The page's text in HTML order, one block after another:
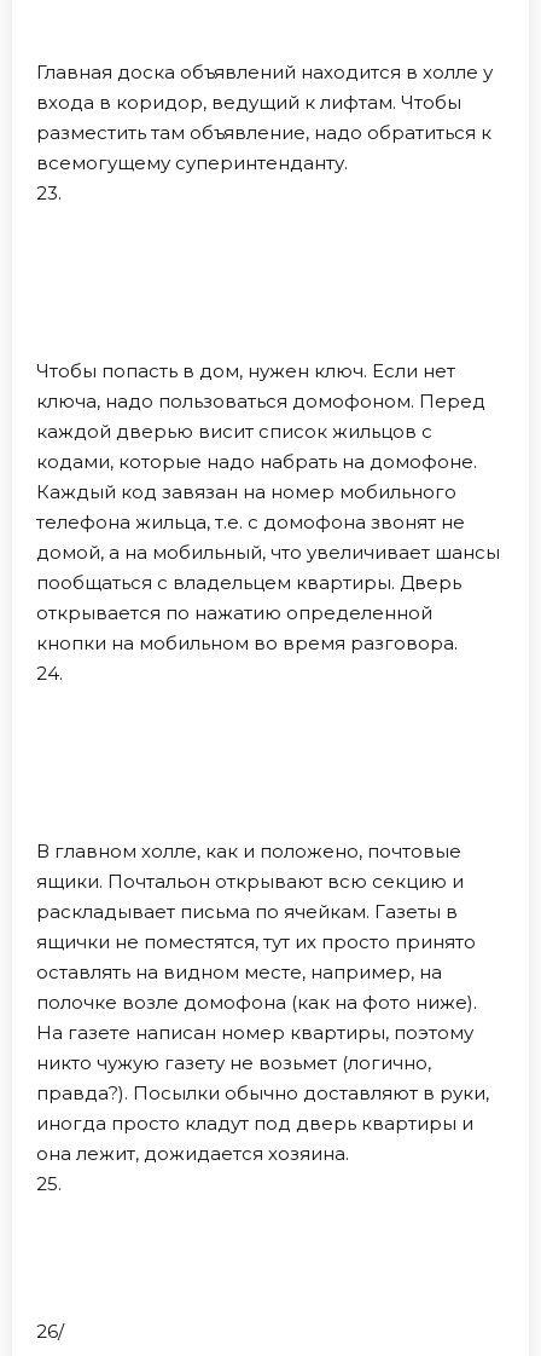
Главная доска объявлений находится в холле у
входа в коридор, ведущий к лифтам. Чтобы
разместить там объявление, надо обратиться к
всемогущему суперинтенданту.
23.
Чтобы попасть в дом, нужен ключ. Если нет
ключа, надо пользоваться домофоном. Перед
каждой дверью висит список жильцов с
кодами, которые надо набрать на домофоне.
Каждый код завязан на номер мобильного
телефона жильца, т.е. с домофона звонят не
домой, а на мобильный, что увеличивает шансы
пообщаться с владельцем квартиры. Дверь
открывается по нажатию определенной
кнопки на мобильном во время разговора.
24.
В главном холле, как и положено, почтовые
ящики. Почтальон открывают всю секцию и
раскладывает письма по ячейкам. Газеты в
ящички не поместятся, тут их просто принято
оставлять на видном месте, например, на
полочке возле домофона (как на фото ниже).
На газете написан номер квартиры, поэтому
никто чужую газету не возьмет (логично,
правда?). Посылки обычно доставляют в руки,
иногда просто кладут под дверь квартиры и
она лежит, дожидается хозяина.
25.
26/